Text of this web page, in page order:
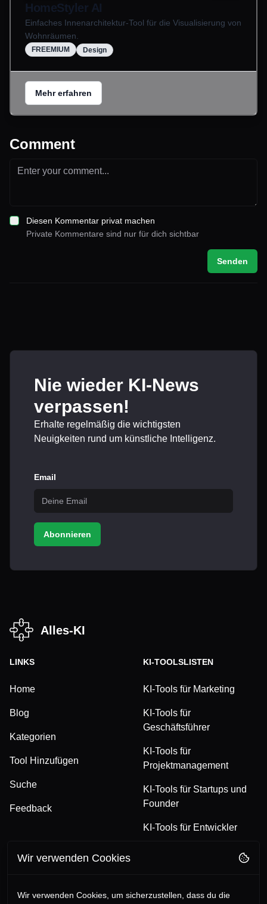
HomeStyler AI
Einfaches Innenarchitektur-Tool für die Visualisierung von
Wohnräumen.
FREEMIUM Design
Mehr erfahren
Comment
Diesen Kommentar privat machen
Private Kommentare sind nur für dich sichtbar
Senden
Nie wieder KI-News
verpassen!
Erhalte regelmäßig die wichtigsten
Neuigkeiten rund um künstliche Intelligenz.
Email
Abonnieren
Alles-KI
LINKS
Home
Blog
Kategorien
Tool Hinzufügen
Suche
Feedback
KI-TOOLSLISTEN
KI-Tools für Marketing
KI-Tools für
Geschäftsführer
KI-Tools für
Projektmanagement
KI-Tools für Startups und
Founder
KI-Tools für Entwickler
FOLGE UNS
Wir verwenden Cookies
Wir verwenden Cookies, um sicherzustellen, dass du die